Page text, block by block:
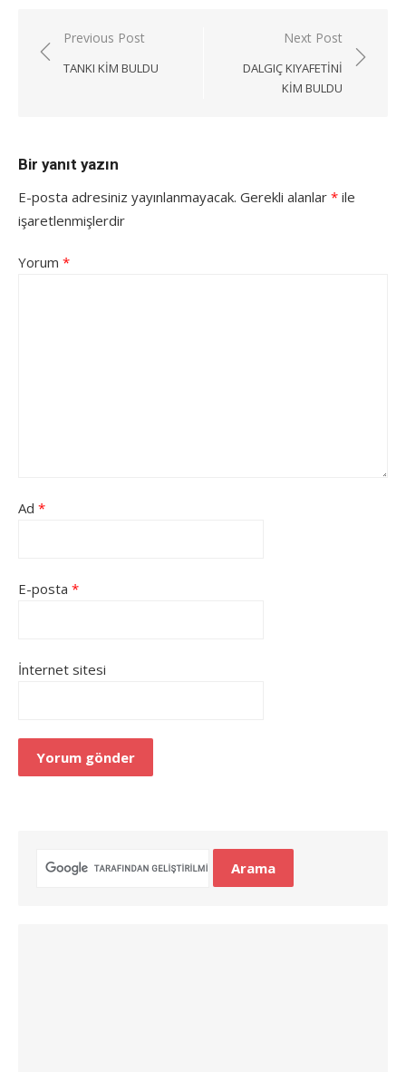
Yazı
gezinmesi
Previous Post
TANKI KIM BULDU
Next Post
DALGIÇ KIYAFETINI
KIM BULDU
Bir yanıt yazın
E-posta adresiniz yayınlanmayacak. Gerekli alanlar * ile
işaretlenmişlerdir
Yorum *
Ad *
E-posta *
İnternet sitesi